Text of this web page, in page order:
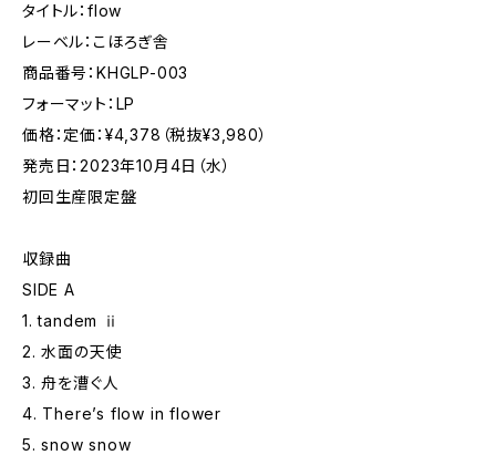
タイトル：flow
レーベル：こほろぎ舎
商品番号：KHGLP-003
フォーマット：LP
価格：定価：¥4,378（税抜¥3,980）
発売日：2023年10月4日（水）
初回生産限定盤
収録曲
SIDE A
1. tandem ⅱ
2. 水面の天使
3. 舟を漕ぐ人
4. There’s flow in flower
5. snow snow